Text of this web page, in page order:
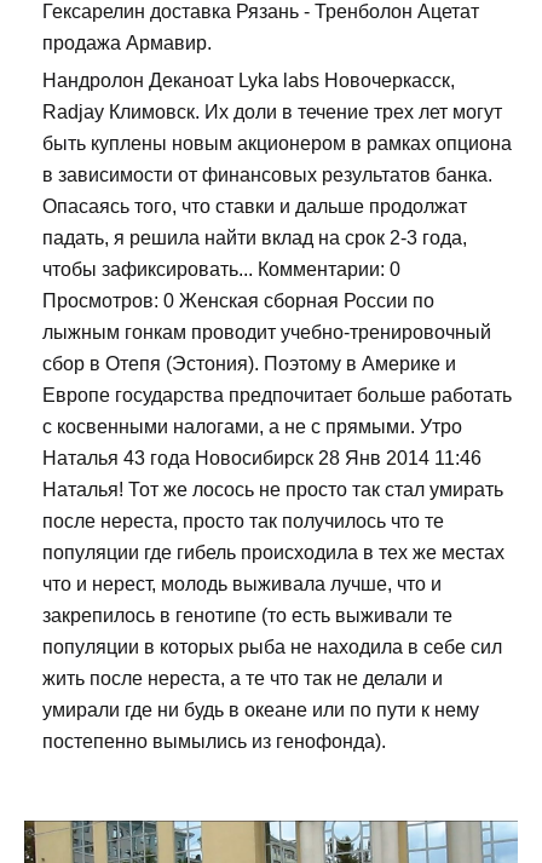
Гексарелин доставка Рязань - Тренболон Ацетат
продажа Армавир.
Нандролон Деканоат Lyka labs Новочеркасск,
Radjay Климовск. Их доли в течение трех лет могут
быть куплены новым акционером в рамках опциона
в зависимости от финансовых результатов банка.
Опасаясь того, что ставки и дальше продолжат
падать, я решила найти вклад на срок 2-3 года,
чтобы зафиксировать... Комментарии: 0
Просмотров: 0 Женская сборная России по
лыжным гонкам проводит учебно-тренировочный
сбор в Отепя (Эстония). Поэтому в Америке и
Европе государства предпочитает больше работать
с косвенными налогами, а не с прямыми. Утро
Наталья 43 года Новосибирск 28 Янв 2014 11:46
Наталья! Тот же лосось не просто так стал умирать
после нереста, просто так получилось что те
популяции где гибель происходила в тех же местах
что и нерест, молодь выживала лучше, что и
закрепилось в генотипе (то есть выживали те
популяции в которых рыба не находила в себе сил
жить после нереста, а те что так не делали и
умирали где ни будь в океане или по пути к нему
постепенно вымылись из генофонда).